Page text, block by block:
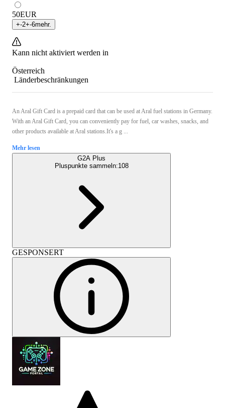
50EUR
+-2+-6mehr.
Kann nicht aktiviert werden in
Österreich
Länderbeschränkungen
An Aral Gift Card is a prepaid card that can be used at Aral fuel stations in Germany.
With an Aral Gift Card, you can conveniently pay for fuel, car washes, snacks, and
other products available at Aral stations.It's a g ...
Mehr lesen
G2A Plus
Pluspunkte sammeln:108
GESPONSERT